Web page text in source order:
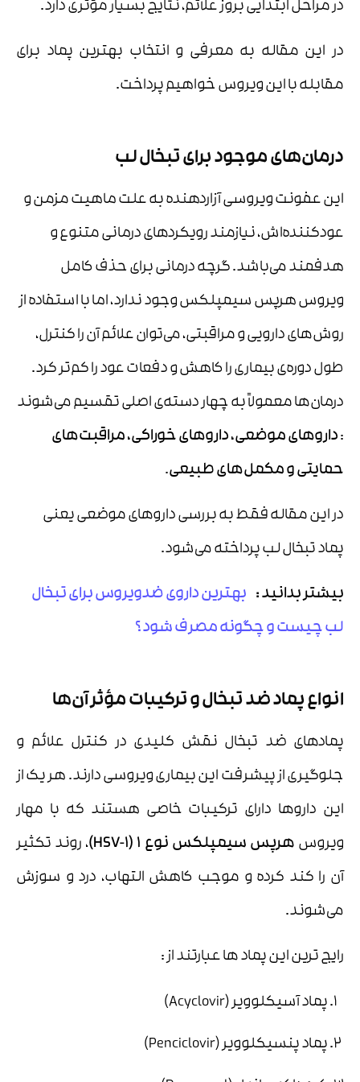
در مراحل ابتدایی بروز علائم، نتایج بسیار مؤثری دارد.
در این مقاله به معرفی و انتخاب بهترین پماد برای
مقابله با این ویروس خواهیم پرداخت.
درمان‌های موجود برای تبخال لب
این عفونت ویروسی آزاردهنده به علت ماهیت مزمن و
عودکننده‌اش، نیازمند رویکردهای درمانی متنوع و
هدفمند می‌باشد. گرچه درمانی برای حذف کامل
ویروس هرپس سیمپلکس وجود ندارد، اما با استفاده از
روش‌های دارویی و مراقبتی، می‌توان علائم آن را کنترل،
طول دوره‌ی بیماری را کاهش و دفعات عود را کم‌تر کرد.
درمان‌ها معمولاً به چهار دسته‌ی اصلی تقسیم می‌شوند
:داروهای موضعی، داروهای خوراکی، مراقبت‌های
حمایتی و مکمل‌های طبیعی.
در این مقاله فقط به بررسی داروهای موضعی یعنی
پماد تبخال لب پرداخته می‌شود.
بیشتر بدانید : بهترین داروی ضدویروس برای تبخال
لب چیست و چگونه مصرف شود ؟
انواع پماد ضد تبخال و ترکیبات مؤثر آن‌ها
پمادهای ضد تبخال نقش کلیدی در کنترل علائم و
جلوگیری از پیشرفت این بیماری ویروسی دارند. هر یک از
این داروها دارای ترکیبات خاصی هستند که با مهار
ویروس هرپس سیمپلکس نوع 1 (HSV-1)
، روند تکثیر
آن را کند کرده و موجب کاهش التهاب، درد و سوزش
می‌شوند.
رایج ترین این پماد ها عبارتند از :
پماد آسیکلوویر (Acyclovir)
پماد پنسیکلوویر (Penciclovir)